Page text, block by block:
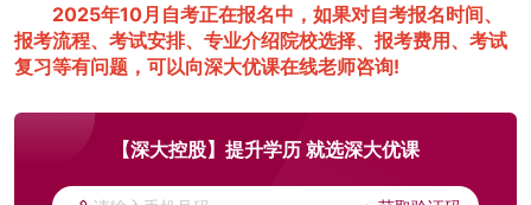
2025年10月自考正在报名中，如果对自考报名时间、
报考流程、考试安排、专业介绍院校选择、报考费用、考试
复习等有问题，可以向深大优课在线老师咨询!
【深大控股】提升学历 就选深大优课